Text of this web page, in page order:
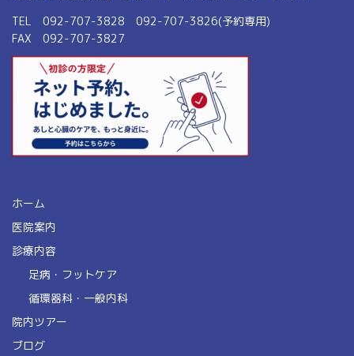
TEL 092-707-3828 092-707-3826(予約専用)
FAX 092-707-3827
ホーム
医院案内
診療内容
足病・フットケア
循環器科・一般内科
院内ツアー
ブログ